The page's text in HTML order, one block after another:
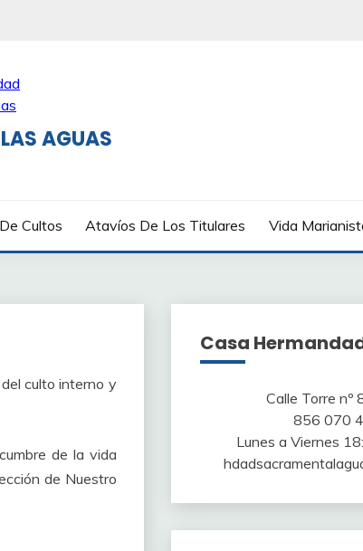
AGUAS
Cultos Atavíos De Los Titulares Vida
culto interno y
de la vida
de Nuestro
Casa
Calle Torre nº
856 070
Lunes a Viernes